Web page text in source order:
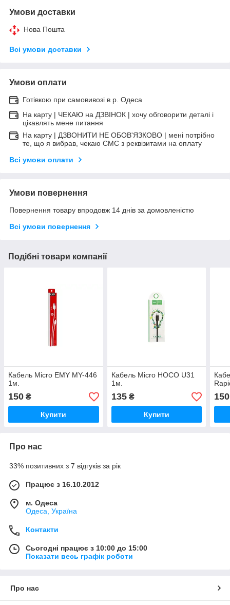
Умови доставки
Нова Пошта
Всі умови доставки
Умови оплати
Готівкою при самовивозі в р. Одеса
На карту | ЧЕКАЮ на ДЗВІНОК | хочу обговорити деталі і
цікавлять мене питання
На карту | ДЗВОНИТИ НЕ ОБОВ'ЯЗКОВО | мені потрібно
те, що я вибрав, чекаю СМС з реквізитами на оплату
Всі умови оплати
Умови повернення
Повернення товару впродовж 14 днів за домовленістю
Всі умови повернення
Подібні товари компанії
Кабель Micro EMY MY-446
1м.
150 ₴
Купити
Кабель Micro HOCO U31
1м.
135₴
Купити
150
Про нас
33% позитивних з 7 відгуків за рік
Працює з 16.10.2012
м. Одеса
Одеса, Україна
Контакти
Сьогодні працює з 10:00 до 15:00
Показати весь графік роботи
Про нас